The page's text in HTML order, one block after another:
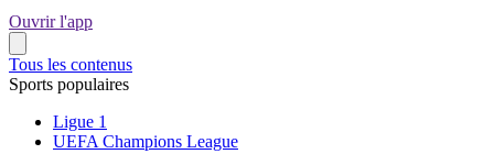
Ouvrir l'app
Tous les contenus
Sports populaires
Ligue 1
UEFA Champions League